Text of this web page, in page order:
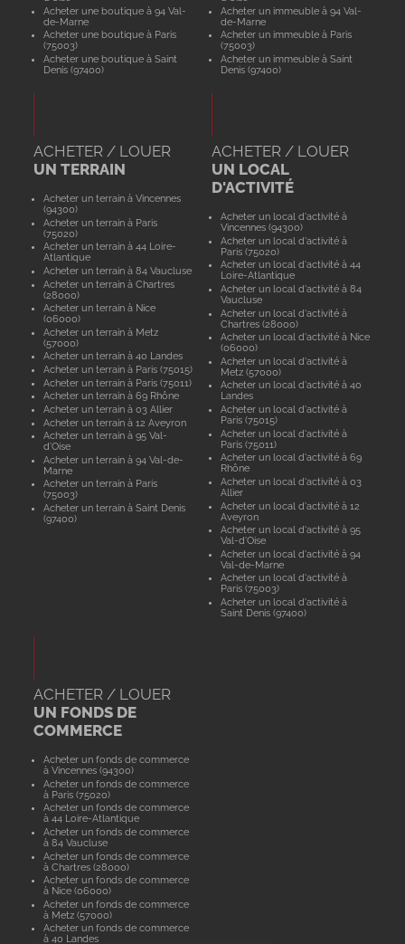
Acheter une boutique à 94 Val-
de-Marne
Acheter une boutique à Paris
(75003)
Acheter une boutique à Saint
Denis (97400)
Acheter un immeuble à 94 Val-
de-Marne
Acheter un immeuble à Paris
(75003)
Acheter un immeuble à Saint
Denis (97400)
ACHETER / LOUER
UN TERRAIN
Acheter un terrain à Vincennes
(94300)
Acheter un terrain à Paris
(75020)
Acheter un terrain à 44 Loire-
Atlantique
Acheter un terrain à 84 Vaucluse
Acheter un terrain à Chartres
(28000)
Acheter un terrain à Nice
(06000)
Acheter un terrain à Metz
(57000)
Acheter un terrain à 40 Landes
Acheter un terrain à Paris (75015)
Acheter un terrain à Paris (75011)
Acheter un terrain à 69 Rhône
Acheter un terrain à 03 Allier
Acheter un terrain à 12 Aveyron
Acheter un terrain à 95 Val-
d'Oise
Acheter un terrain à 94 Val-de-
Marne
Acheter un terrain à Paris
(75003)
Acheter un terrain à Saint Denis
(97400)
ACHETER / LOUER
UN LOCAL
D'ACTIVITÉ
Acheter un local d'activité à
Vincennes (94300)
Acheter un local d'activité à
Paris (75020)
Acheter un local d'activité à 44
Loire-Atlantique
Acheter un local d'activité à 84
Vaucluse
Acheter un local d'activité à
Chartres (28000)
Acheter un local d'activité à Nice
(06000)
Acheter un local d'activité à
Metz (57000)
Acheter un local d'activité à 40
Landes
Acheter un local d'activité à
Paris (75015)
Acheter un local d'activité à
Paris (75011)
Acheter un local d'activité à 69
Rhône
Acheter un local d'activité à 03
Allier
Acheter un local d'activité à 12
Aveyron
Acheter un local d'activité à 95
Val-d'Oise
Acheter un local d'activité à 94
Val-de-Marne
Acheter un local d'activité à
Paris (75003)
Acheter un local d'activité à
Saint Denis (97400)
ACHETER / LOUER
UN FONDS DE
COMMERCE
Acheter un fonds de commerce
à Vincennes (94300)
Acheter un fonds de commerce
à Paris (75020)
Acheter un fonds de commerce
à 44 Loire-Atlantique
Acheter un fonds de commerce
à 84 Vaucluse
Acheter un fonds de commerce
à Chartres (28000)
Acheter un fonds de commerce
à Nice (06000)
Acheter un fonds de commerce
à Metz (57000)
Acheter un fonds de commerce
à 40 Landes